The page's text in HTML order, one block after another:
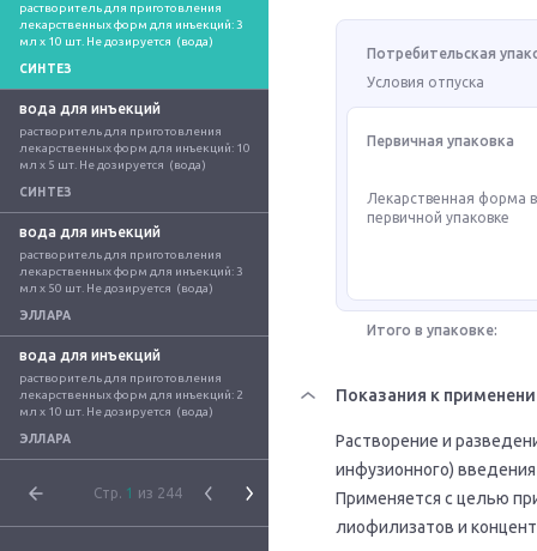
растворитель для приготовления
лекарственных форм для инъекций: 3
мл x 10 шт. Не дозируется  (вода)
СИНТЕЗ
вода для инъекций
растворитель для приготовления
лекарственных форм для инъекций: 10
мл x 5 шт. Не дозируется  (вода)
СИНТЕЗ
вода для инъекций
растворитель для приготовления
лекарственных форм для инъекций: 3
мл x 50 шт. Не дозируется  (вода)
ЭЛЛАРА
вода для инъекций
растворитель для приготовления
лекарственных форм для инъекций: 2
мл x 10 шт. Не дозируется  (вода)
ЭЛЛАРА
Стр. 1 из 244
Потребительская
Условия отпуска
Первичная упаковка
Лекарственная форма
первичной упаковке
Итого в упаковке:
Показания к
Растворение и
инфузионного)
Применяется с целью
лиофилизатов и